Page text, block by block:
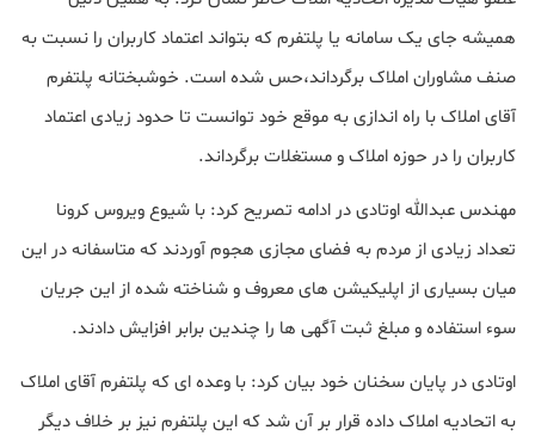
همیشه جای یک سامانه یا پلتفرم که بتواند اعتماد کاربران را نسبت به
صنف مشاوران املاک برگرداند،‌حس شده است. خوشبختانه پلتفرم
آقای املاک با راه اندازی به موقع خود توانست تا حدود زیادی اعتماد
کاربران را در حوزه املاک و مستغلات برگرداند.
مهندس عبدالله اوتادی در ادامه تصریح کرد: با شیوع ویروس کرونا
تعداد زیادی از مردم به فضای مجازی هجوم آوردند که متاسفانه در این
میان بسیاری از اپلیکیشن های معروف و شناخته شده از این جریان
سوء استفاده و مبلغ ثبت آگهی ها را چندین برابر افزایش دادند.
اوتادی در پایان سخنان خود بیان کرد: با وعده ای که پلتفرم آقای املاک
به اتحادیه املاک داده قرار بر آن شد که این پلتفرم نیز بر خلاف دیگر